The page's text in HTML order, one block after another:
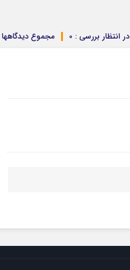
مجموع دیدگاهها در انتظار بررسی : 0